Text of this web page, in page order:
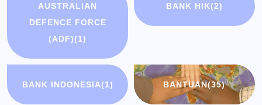
AUSTRALIAN
DEFENCE FORCE
(ADF)(1)
BANK HIK(2)
BANK INDONESIA(1) BANTUAN(35)